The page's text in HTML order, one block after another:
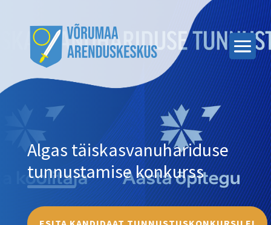
Algas täiskasvanuhariduse
tunnustamise konkurss